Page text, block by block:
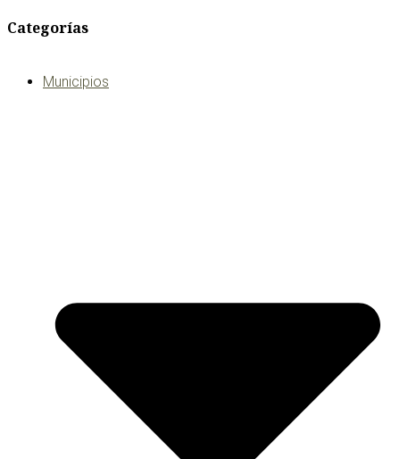
Categorías
Municipios